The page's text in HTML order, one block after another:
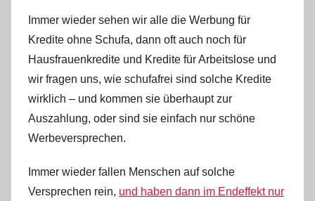
n
a
d
m
i
n
Immer wieder sehen wir alle die Werbung für
Kredite ohne Schufa, dann oft auch noch für
Hausfrauenkredite und Kredite für Arbeitslose und
wir fragen uns, wie schufafrei sind solche Kredite
wirklich – und kommen sie überhaupt zur
Auszahlung, oder sind sie einfach nur schöne
Werbeversprechen.
Immer wieder fallen Menschen auf solche
Versprechen rein, und haben dann im Endeffekt nur